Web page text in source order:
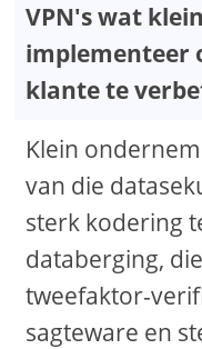
VPN's wat
implementeer
klante te
Klein
van die
sterk kodering
databerging,
tweefaktor-
sagteware en